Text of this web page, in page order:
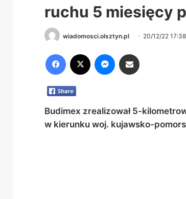
ruchu 5 miesięcy
wiadomosci.olsztyn.pl 20/12/22 17:38
Budimex zrealizował 5-
w kierunku woj. kujawsko-